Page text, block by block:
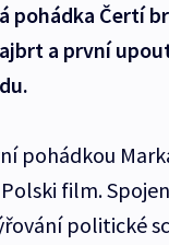
pohádka Čertí
a první
pohádkou
film.
politické